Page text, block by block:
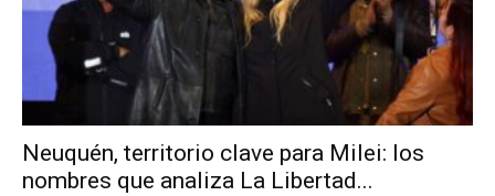
Neuquén, territorio clave para Milei: los
nombres que analiza La Libertad...